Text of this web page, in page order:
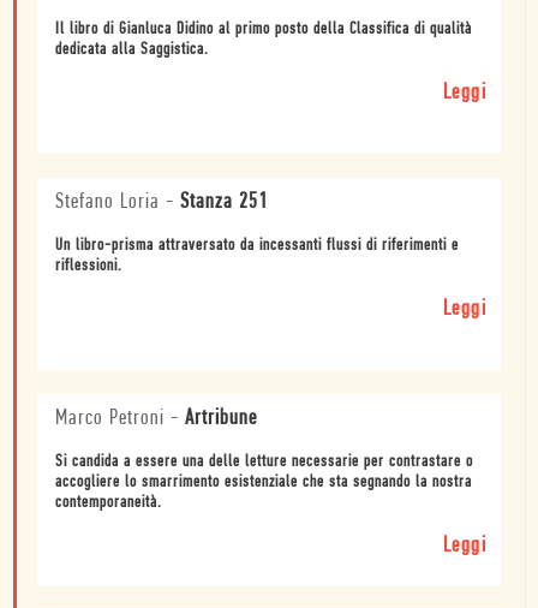
Il libro di Gianluca Didino al primo posto della Classifica di qualità
dedicata alla Saggistica.
Leggi
Stefano Loria - Stanza 251
Un libro-prisma attraversato da incessanti flussi di riferimenti e
riflessioni.
Leggi
Marco Petroni - Artribune
Si candida a essere una delle letture necessarie per contrastare o
accogliere lo smarrimento esistenziale che sta segnando la nostra
contemporaneità.
Leggi